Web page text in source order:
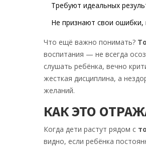
Требуют идеальных
Не признают свои ошибки,
Что ещё важно понимать?
воспитания — не всегда
слушать ребёнка, вечно
жесткая дисциплина, а
желаний.
КАК ЭТО
Когда дети растут рядом с
видно, если ребёнка